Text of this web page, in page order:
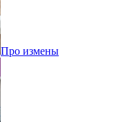
Про измены